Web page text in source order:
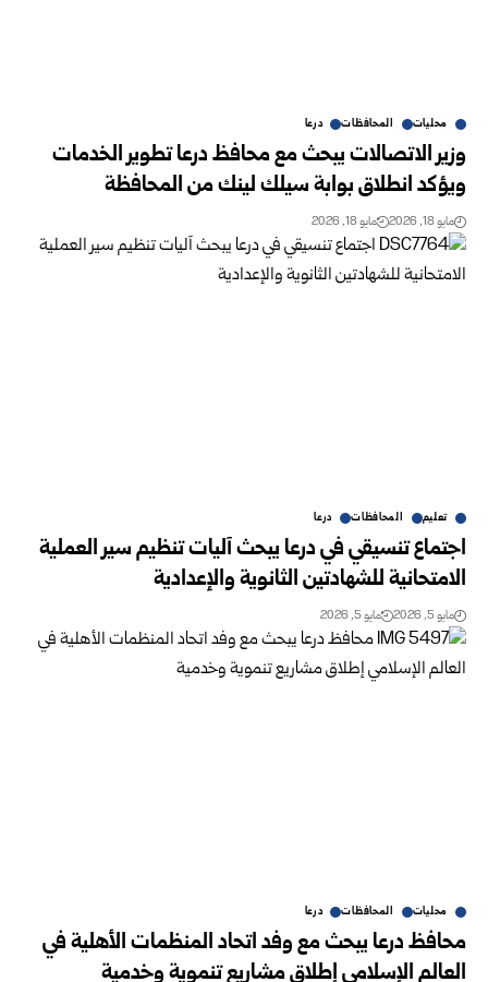
محليات المحافظات درعا
وزير الاتصالات يبحث مع محافظ درعا تطوير الخدمات
ويؤكد انطلاق بوابة سيلك لينك من المحافظة
مايو 18, 2026 مايو 18, 2026
تعليم المحافظات درعا
اجتماع تنسيقي في درعا يبحث آليات تنظيم سير العملية
الامتحانية للشهادتين الثانوية والإعدادية
مايو 5, 2026 مايو 5, 2026
محليات المحافظات درعا
محافظ درعا يبحث مع وفد اتحاد المنظمات الأهلية في
العالم الإسلامي إطلاق مشاريع تنموية وخدمية